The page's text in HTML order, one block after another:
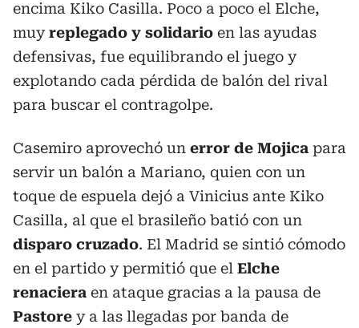
encima Kiko Casilla. Poco a poco el Elche,
muyreplegado y solidario en las ayudas
defensivas, fue equilibrando el juego y
explotando cada pérdida de balón del rival
para buscar el contragolpe.
Casemiro aprovechó un error de Mojica para
servir un balón a Mariano, quien con un
toque de espuela dejó a Vinicius ante Kiko
Casilla, al que el brasileño batió con un
disparo cruzado. El Madrid se sintió cómodo
en el partido y permitió que el Elche
renaciera en ataque gracias a la pausa de
Pastore y a las llegadas por banda de